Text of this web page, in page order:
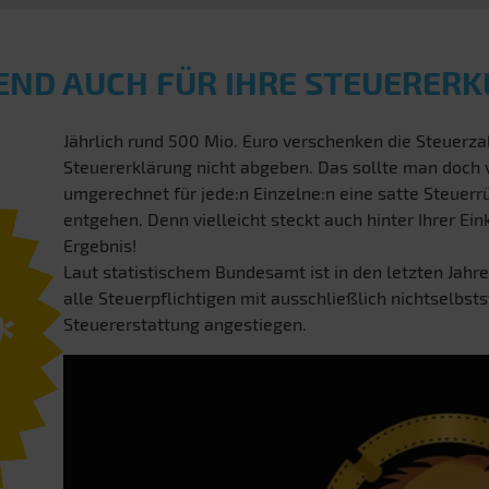
AUCH FÜR IHRE
Jährlich rund 500 Mio. Euro verschenken die
Steuererklärung nicht abgeben. Das sollte man
umgerechnet für jede:n Einzelne:n eine satte
entgehen. Denn vielleicht steckt auch hinter Ihrer
Ergebnis!
Laut statistischem Bundesamt ist in den letzten
alle Steuerpflichtigen mit ausschließlich
Steuererstattung angestiegen.